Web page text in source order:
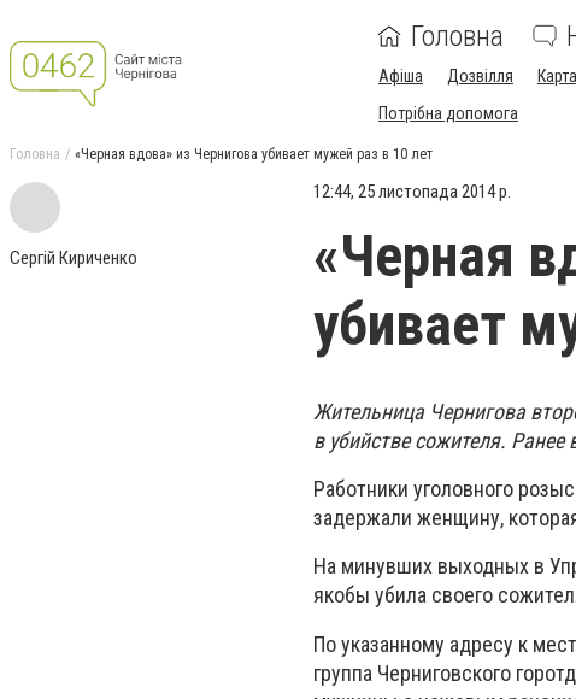
Головна
Афіша Дозвілля
Потрібна допомога
Головна «Черная вдова» из Чернигова убивает мужей раз в 10 лет
Сергій Кириченко
12:44, 25 листопада 2014 р.
«Черная
убивает
Жительница Чернигова
в убийстве сожителя.
Работники уголовного
задержали женщину,
На минувших выходных в
якобы убила своего
По указанному адресу к
группа Черниговского